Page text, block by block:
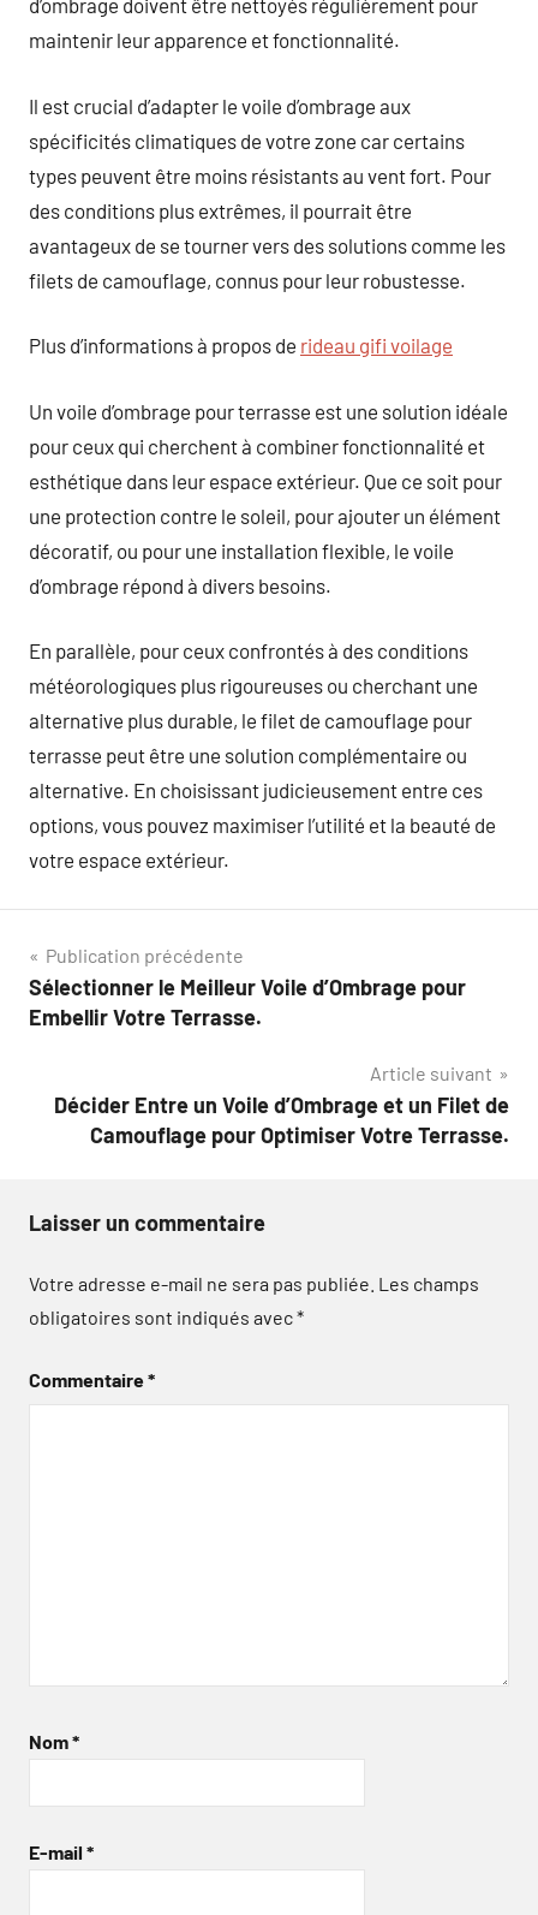
d’ombrage doivent être nettoyés régulièrement pour
maintenir leur apparence et fonctionnalité.
Il est crucial d’adapter le voile d’ombrage aux
spécificités climatiques de votre zone car certains
types peuvent être moins résistants au vent fort. Pour
des conditions plus extrêmes, il pourrait être
avantageux de se tourner vers des solutions comme les
filets de camouflage, connus pour leur robustesse.
Plus d’informations à propos de rideau gifi voilage
Un voile d’ombrage pour terrasse est une solution idéale
pour ceux qui cherchent à combiner fonctionnalité et
esthétique dans leur espace extérieur. Que ce soit pour
une protection contre le soleil, pour ajouter un élément
décoratif, ou pour une installation flexible, le voile
d’ombrage répond à divers besoins.
En parallèle, pour ceux confrontés à des conditions
météorologiques plus rigoureuses ou cherchant une
alternative plus durable, le filet de camouflage pour
terrasse peut être une solution complémentaire ou
alternative. En choisissant judicieusement entre ces
options, vous pouvez maximiser l’utilité et la beauté de
votre espace extérieur.
Navigation
de
Publication précédente
Sélectionner le Meilleur Voile d’Ombrage pour
Embellir Votre Terrasse.
Article suivant
Décider Entre un Voile d’Ombrage et un Filet de
Camouflage pour Optimiser Votre Terrasse.
Laisser un commentaire
Votre adresse e-mail ne sera pas publiée. Les champs
obligatoires sont indiqués avec*
Commentaire*
Nom*
E-mail *